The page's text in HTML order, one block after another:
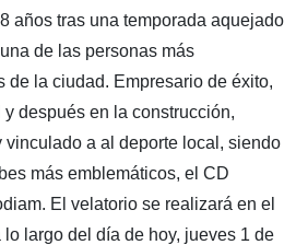
años tras una temporada aquejado
de las personas más
de la ciudad. Empresario de éxito,
después en la construcción,
vinculado a al deporte local, siendo
más emblemáticos, el CD
El velatorio se realizará en el
largo del día de hoy, jueves 1 de